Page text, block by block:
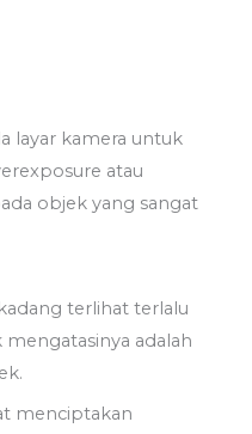
layar kamera untuk
atau
objek yang sangat
terlihat terlalu
mengatasinya adalah
menciptakan